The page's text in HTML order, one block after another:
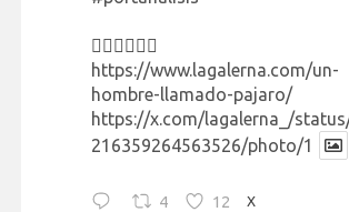
👉🏻👉🏻👉🏻
https://www.lagalerna.com/un-
hombre-llamado-pajaro/
https://x.com/lagalerna_/
216359264563526/photo/1
4 12 X